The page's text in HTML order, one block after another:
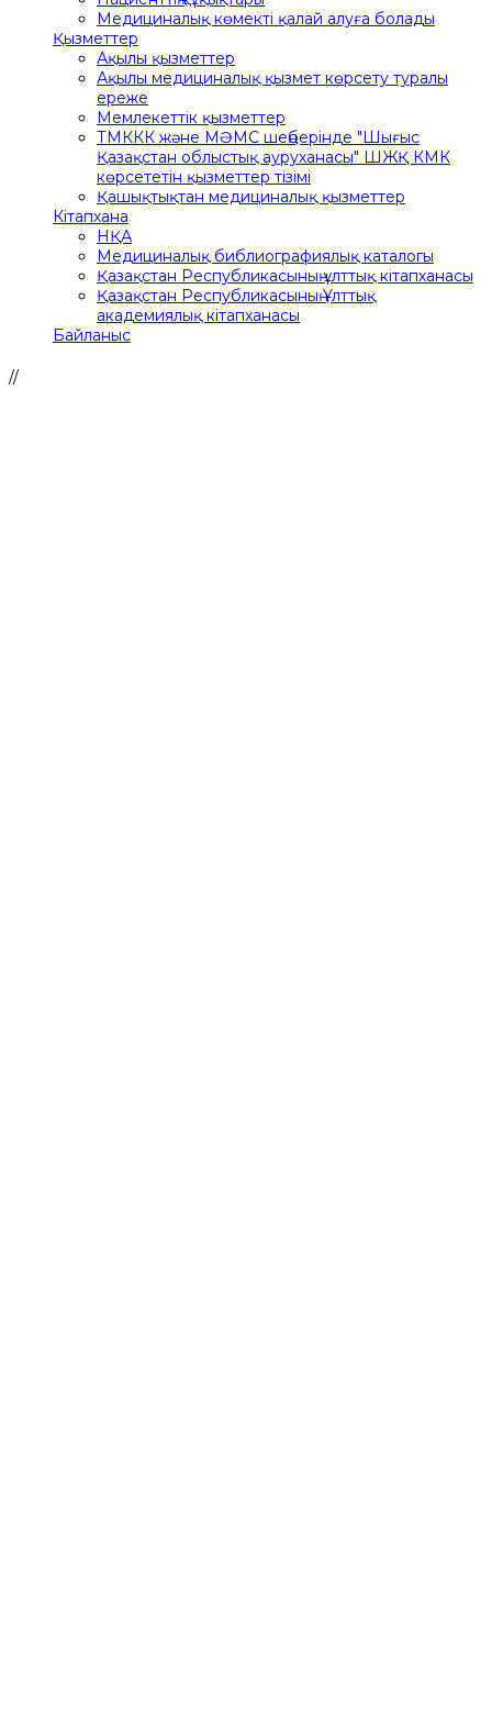
Медициналық көмекті қалай алуға болады
Қызметтер
Ақылы қызметтер
Ақылы медициналық қызмет көрсету туралы
ереже
Мемлекеттік қызметтер
ТМККК және МӘМС шеңберінде "Шығыс
Қазақстан облыстық ауруханасы" ШЖҚ КМК
көрсететін қызметтер тізімі
Қашықтықтан медициналық қызметтер
Кітапхана
НҚА
Медициналық библиографиялық каталогы
Қазақстан Республикасының ұлттық кітапханасы
Қазақстан Республикасының Ұлттық
академиялық кітапханасы
Байланыс
//